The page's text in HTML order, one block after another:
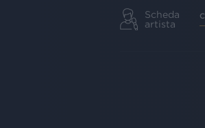
Scheda
artista